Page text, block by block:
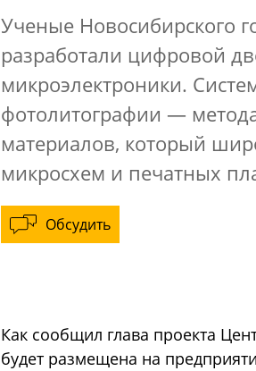
Ученые Новосибирского
разработали цифровой
микроэлектроники.
фотолитографии —
материалов, который
микросхем и печатных
Обсудить
Как сообщил глава проекта
будет размещена на